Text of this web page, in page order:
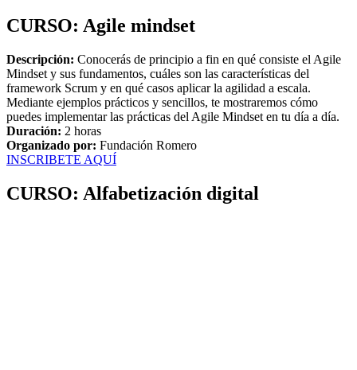
CURSO: Agile mindset
Descripción: Conocerás de principio a fin en qué consiste el Agile
Mindset y sus fundamentos, cuáles son las características del
framework Scrum y en qué casos aplicar la agilidad a escala.
Mediante ejemplos prácticos y sencillos, te mostraremos cómo
puedes implementar las prácticas del Agile Mindset en tu día a día.
Duración: 2 horas
Organizado por: Fundación Romero
INSCRIBETE AQUÍ
CURSO: Alfabetización digital